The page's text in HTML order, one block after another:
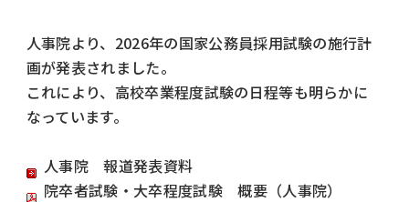
人事院より、2026年の国家公務員採用試験の施行計
画が発表されました。
これにより、高校卒業程度試験の日程等も明らかに
なっています。
人事院 報道発表資料
院卒者試験・大卒程度試験 概要（人事院）